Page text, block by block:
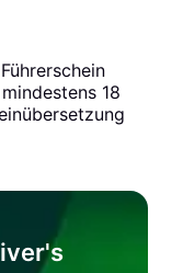
18